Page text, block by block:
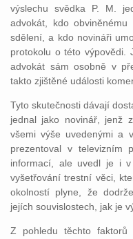
výslechu svědka P. M.
advokát, kdo
sdělení, a kdo novináři
protokolu o této výpovědi.
advokát sám osobně v
takto zjištěné události
Tyto skutečnosti dávají
jednal jako novinář, jenž
všemi výše uvedenými a
prezentoval v televizním
informací, ale uvedl je i
vyšetřování trestní věci,
okolností plyne, že
jejích souvislostech, jak je
Z pohledu těchto